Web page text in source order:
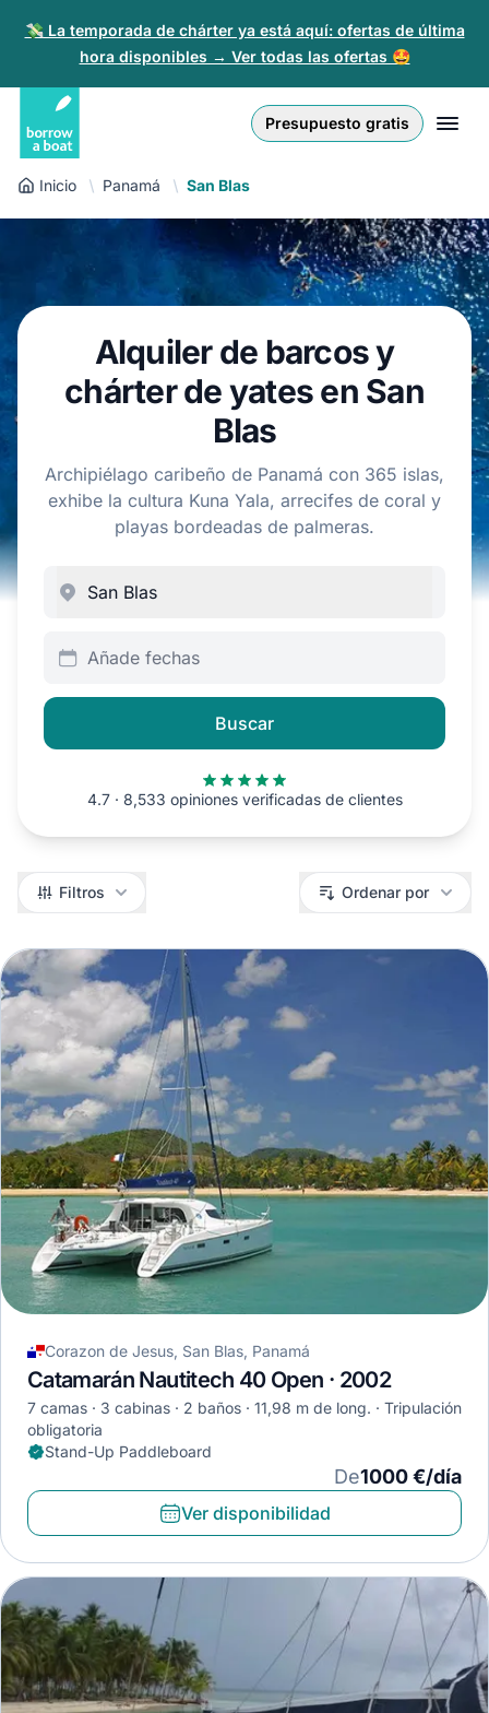
💸 La temporada de chárter ya está aquí: ofertas de última
hora disponibles → Ver todas las ofertas 🤩
Presupuesto gratis
Iniciar sesión
Regístrate
Para partners
EUR
Złoty
English (UK)
Nederlands
Español
Français
Polski
Inicio Panamá San Blas
Alquiler de barcos y
chárter de yates en San
Blas
Archipiélago caribeño de Panamá con 365 islas,
exhibe la cultura Kuna Yala, arrecifes de coral y
playas bordeadas de palmeras.
Añade fechas
Buscar
4.7 · 8,533 opiniones verificadas de clientes
Filtros Filtros Ordenar por
Corazon de Jesus, San Blas, Panamá
Catamarán Nautitech 40 Open · 2002
7 camas 3 cabinas 2 baños 11,98 m de long.
Tripulación
obligatoria
Stand-Up Paddleboard
De1000 €/día
Ver disponibilidad